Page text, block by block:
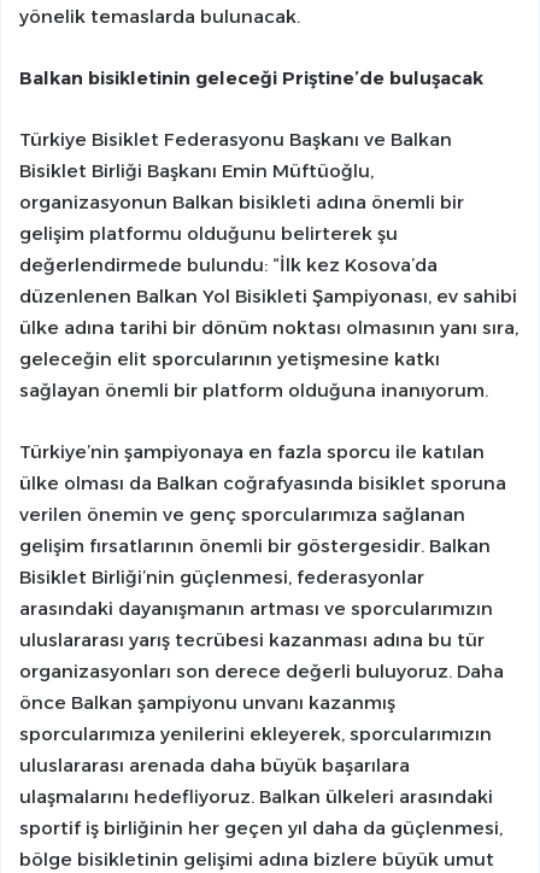
yönelik temaslarda bulunacak.
Balkan bisikletinin geleceği Priştine’de buluşacak
Türkiye Bisiklet Federasyonu Başkanı ve Balkan
Bisiklet Birliği Başkanı Emin Müftüoğlu,
organizasyonun Balkan bisikleti adına önemli bir
gelişim platformu olduğunu belirterek şu
değerlendirmede bulundu: “İlk kez Kosova’da
düzenlenen Balkan Yol Bisikleti Şampiyonası, ev sahibi
ülke adına tarihi bir dönüm noktası olmasının yanı sıra,
geleceğin elit sporcularının yetişmesine katkı
sağlayan önemli bir platform olduğuna inanıyorum.
Türkiye’nin şampiyonaya en fazla sporcu ile katılan
ülke olması da Balkan coğrafyasında bisiklet sporuna
verilen önemin ve genç sporcularımıza sağlanan
gelişim fırsatlarının önemli bir göstergesidir. Balkan
Bisiklet Birliği’nin güçlenmesi, federasyonlar
arasındaki dayanışmanın artması ve sporcularımızın
uluslararası yarış tecrübesi kazanması adına bu tür
organizasyonları son derece değerli buluyoruz. Daha
önce Balkan şampiyonu unvanı kazanmış
sporcularımıza yenilerini ekleyerek, sporcularımızın
uluslararası arenada daha büyük başarılara
ulaşmalarını hedefliyoruz. Balkan ülkeleri arasındaki
sportif iş birliğinin her geçen yıl daha da güçlenmesi,
bölge bisikletinin gelişimi adına bizlere büyük umut